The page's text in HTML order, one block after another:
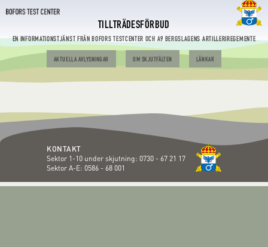
TILLTRÄDESFÖRBUD
EN INFORMATIONSTJÄNST FRÅN BOFORS TESTCENTER OCH A9 BERGSLAGENS ARTILLERIREGEMENTE
AKTUELLA AVLYSNINGAR OM SKJUTFÄLTEN LÄNKAR
KONTAKT
Sektor 1-10 under skjutning: 0730 - 67 21 17
Sektor A-E: 0586 - 68 001